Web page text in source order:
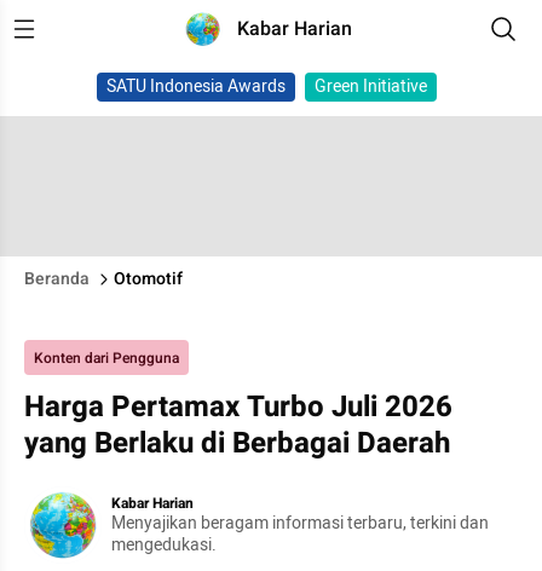
Kabar Harian
SATU Indonesia Awards Green Initiative
Beranda Otomotif
Konten dari Pengguna
Harga Pertamax Turbo Juli 2026
yang Berlaku di Berbagai Daerah
Kabar Harian
Menyajikan beragam informasi terbaru, terkini dan
mengedukasi.